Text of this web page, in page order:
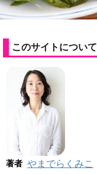
このサイトについて
著者 やまでらくみこ